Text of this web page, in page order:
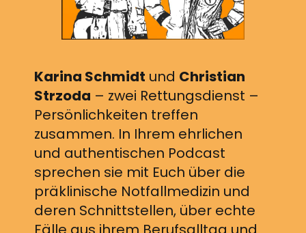
Karina Schmidt und Christian
Strzoda – zwei Rettungsdienst –
Persönlichkeiten treffen
zusammen. In Ihrem ehrlichen
und authentischen Podcast
sprechen sie mit Euch über die
präklinische Notfallmedizin und
deren Schnittstellen, über echte